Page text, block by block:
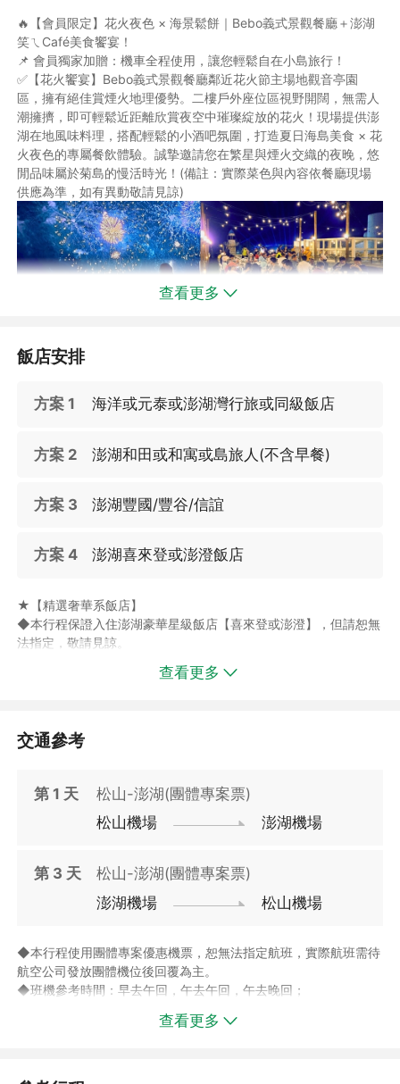
功，則旅客所繳付之預約作業金將全額無息退費。《線上預約並非
保證訂位成功，仍需以客服人員回覆確認為準》
◆本行程為「機車自由行」專案，為確保您的旅程順利，報名前請
務必確認同行者具備有效之機車駕照，如取車當日無駕照視同放棄
取車。
✈️【航班資訊】：本行程使用專案優惠機票(早去午回/午去午回/午
去晚回)，恕無法指定航班+飯店。懇請確認過資訊再下單！
📌【花火節參考航班】實際航班需依照客服人員回為主:
◆去程AE 365(08:00/09:00)+回程AE374(16:50/17:45) 或 去程
AE2367(10:40/11:40)+回程 AE376(17:40/18:35)
◆班機時間仍須依實際配位告知為準，如有變動另行通知。
⚠️⚠️此為促銷專案，懇請確認並認同上述資訊再下單，謝謝配合！
⚠️⚠️
🔥【會員限定】花火夜色 × 海景鬆餅｜Bebo義式景觀餐廳＋澎湖
笑ㄟCafé美食饗宴！
📌 會員獨家加贈：機車全程使用，讓您輕鬆自在小島旅行！
✅【花火饗宴】Bebo義式景觀餐廳鄰近花火節主場地觀音亭園
區，擁有絕佳賞煙火地理優勢。二樓戶外座位區視野開闊，無需人
潮擁擠，即可輕鬆近距離欣賞夜空中璀璨綻放的花火！現場提供澎
湖在地風味料理，搭配輕鬆的小酒吧氛圍，打造夏日海島美食 × 花
火夜色的專屬餐飲體驗。誠摯邀請您在繁星與煙火交織的夜晚，悠
閒品味屬於菊島的慢活時光！(備註：實際菜色與內容依餐廳現場
供應為準，如有異動敬請見諒)
濃厚度假氛圍。無論是戲水後的輕鬆歇腳，或單純想找個角落放
✅自費旅遊推薦【海洋牧場】：搭乘快艇沿途觀賞海天一色怡然海
查看更多
飯店安排
方案 1 海洋或元泰或澎湖灣行旅或同級飯店
方案 2 澎湖和田或和寓或島旅人(不含早餐)
方案 3 澎湖豐國/豐谷/信誼
方案 4 澎湖喜來登或澎澄飯店
★【精選奢華系飯店】
◆本行程保證入住澎湖豪華星級飯店【喜來登或澎澄】，但請恕無
法指定，敬請見諒。
【訂購/訂房需知】
即表示您同意旅行社依此安排入住飯店。
查看更多
交通參考
第 1 天
松山-澎湖(團體專案票)
松山機場
澎湖機場
第 3 天
松山-澎湖(團體專案票)
澎湖機場
松山機場
◆本行程使用團體專案優惠機票，恕無法指定航班，實際航班需待
航空公司發放團體機位後回覆為主。
◆班機參考時間：早去午回，午去午回，午去晚回；
午航班：中午11:31至17:00期間起飛之班機；
查看更多